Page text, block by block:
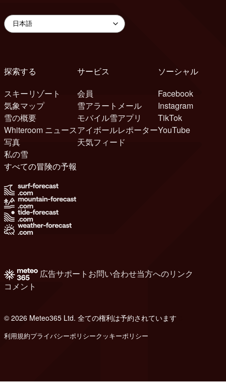
探索する
スキーリゾート
気象マップ
雪の概要
Whiteroom ニュース
写真
私の雪
サービス
会員
雪アラートメール
モバイル雪アプリ
アイボールレポーター
天気フィード
ソーシャル
Facebook
Instagram
TikTok
YouTube
すべての冒険の予報
広告サポート お問い合わせ当方へのリンク
コメント
© 2026 Meteo365 Ltd. 全ての権利は予約されています
利用規約プライバシーポリシークッキーポリシー